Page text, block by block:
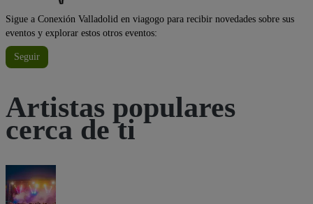
Sigue a Conexión Valladolid en viagogo para recibir novedades sobre sus
eventos y explorar estos otros eventos:
Seguir
Artistas populares
cerca de ti